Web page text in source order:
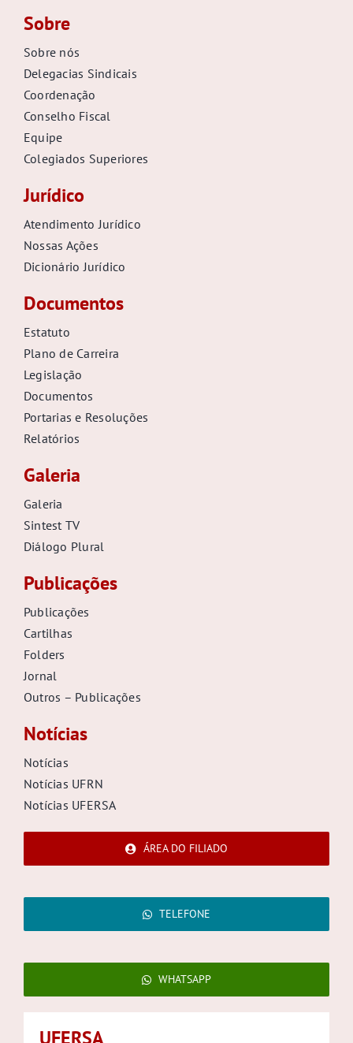
Sobre
Sobre nós
Delegacias Sindicais
Coordenação
Conselho Fiscal
Equipe
Colegiados Superiores
Jurídico
Atendimento Jurídico
Nossas Ações
Dicionário Jurídico
Documentos
Estatuto
Plano de Carreira
Legislação
Documentos
Portarias e Resoluções
Relatórios
Galeria
Galeria
Sintest TV
Diálogo Plural
Publicações
Publicações
Cartilhas
Folders
Jornal
Outros – Publicações
Notícias
Notícias
Notícias UFRN
Notícias UFERSA
ÁREA DO FILIADO
TELEFONE
WHATSAPP